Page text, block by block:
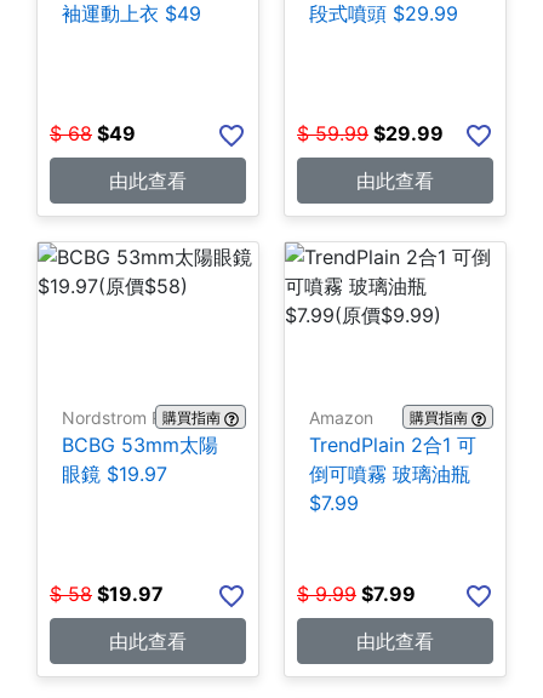
袖運動上衣 $49
$ 68 $49
由此查看
段式噴頭 $29.99
$ 59.99 $29.99
由此查看
Nordstrom Rack購買指南
BCBG 53mm太陽
眼鏡 $19.97
$ 58 $19.97
由此查看
Amazon 購買指南
TrendPlain 2合1 可
倒可噴霧 玻璃油瓶
$7.99
$ 9.99 $7.99
由此查看